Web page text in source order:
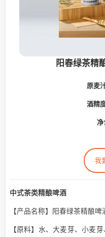
阳春绿茶精
原麦
酒精度
净
我
中式茶类精酿啤酒
【产品名称】阳春绿茶精酿啤
【原料】水、大麦芽、小麦